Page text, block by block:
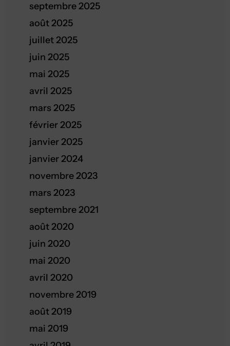
septembre 2025
août 2025
juillet 2025
juin 2025
mai 2025
avril 2025
mars 2025
février 2025
janvier 2025
janvier 2024
novembre 2023
mars 2023
septembre 2021
août 2020
juin 2020
mai 2020
avril 2020
novembre 2019
août 2019
mai 2019